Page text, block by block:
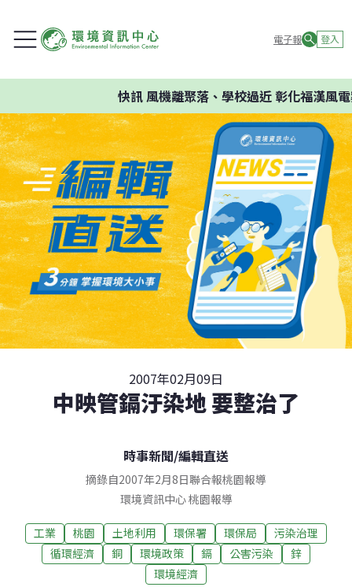
電子報 登入
快訊風機離聚落、學校過近 彰化福漢風電
2007年02月09日
中映管鎘汙染地 要整治了
時事新聞/編輯直送
摘錄自2007年2月8日聯合報桃園報導
環境資訊中心桃園報導
工業 桃園 土地利用 環保署 環保局
污染治理
循環經濟
銅 環境政策 鎘 公害污染
鋅
環境經濟